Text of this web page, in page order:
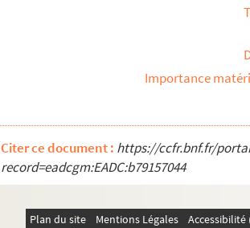
Importance
Citer ce document : https://ccfr.bnf.fr/
record=eadcgm:EADC:b79157044
Plan du site Mentions Légales